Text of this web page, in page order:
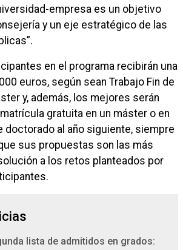
empresa es un objetivo
y un eje estratégico de las
en el programa recibirán una
euros, según sean Trabajo Fin de
y, además, los mejores serán
gratuita en un máster o en
doctorado al año siguiente, siempre
sus propuestas son las más
a los retos planteados por
lista de admitidos en grados: